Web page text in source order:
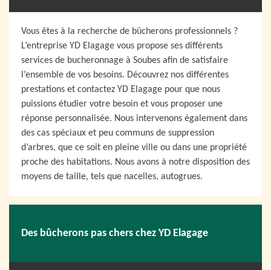
Vous êtes à la recherche de bûcherons professionnels ?
L’entreprise YD Elagage vous propose ses différents
services de bucheronnage à Soubes afin de satisfaire
l’ensemble de vos besoins. Découvrez nos différentes
prestations et contactez YD Elagage pour que nous
puissions étudier votre besoin et vous proposer une
réponse personnalisée. Nous intervenons également dans
des cas spéciaux et peu communs de suppression
d’arbres, que ce soit en pleine ville ou dans une propriété
proche des habitations. Nous avons à notre disposition des
moyens de taille, tels que nacelles, autogrues.
Des bûcherons pas chers chez YD Elagage